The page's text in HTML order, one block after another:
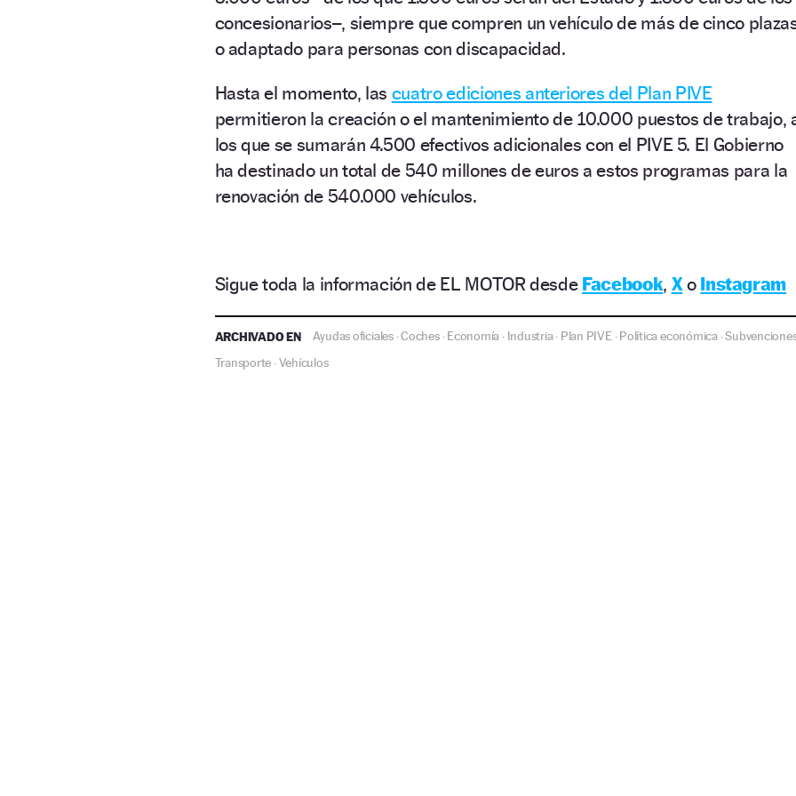
concesionarios–, siempre que compren un vehículo de más de cinco
o adaptado para personas con discapacidad.
Hasta el momento, las cuatro ediciones anteriores del Plan PIVE
permitieron la creación o el mantenimiento de 10.000 puestos de trabajo,
los que se sumarán 4.500 efectivos adicionales con el PIVE 5. El Gobierno
ha destinado un total de 540 millones de euros a estos programas para la
renovación de 540.000 vehículos.
Sigue toda la información de EL MOTOR desde Facebook, Xo Instagram
ARCHIVADO EN Ayudas oficiales·Coches·Economía · Industria· Plan PIVE·Política económica·
Transporte ·Vehículos